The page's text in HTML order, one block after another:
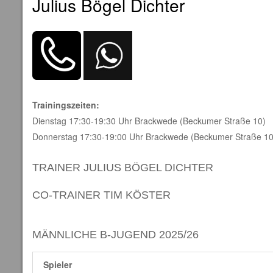
Trainingszeiten:
Dienstag 17:30-19:30 Uhr Brackwede (Beckumer Straße 10)
Donnerstag 17:30-19:00 Uhr Brackwede (Beckumer Straße
TRAINER JULIUS BÖGEL DICHTER
CO-TRAINER TIM KÖSTER
MÄNNLICHE B-JUGEND 2025/26
Spieler